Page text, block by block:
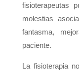
fisioterapeutas
molestias
fantasma,
paciente.
La fisioterapia